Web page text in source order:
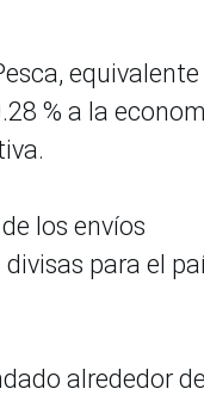
equivalente
% a la
los envíos
para el
alrededor de